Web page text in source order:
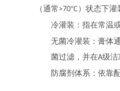
（通常>70°C）状态下灌
冷灌装：指在常温
无菌冷灌装：膏体
菌过滤，并在A级洁
防腐剂体系：依靠